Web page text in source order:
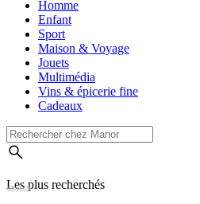
Homme
Enfant
Sport
Maison & Voyage
Jouets
Multimédia
Vins & épicerie fine
Cadeaux
Les plus recherchés